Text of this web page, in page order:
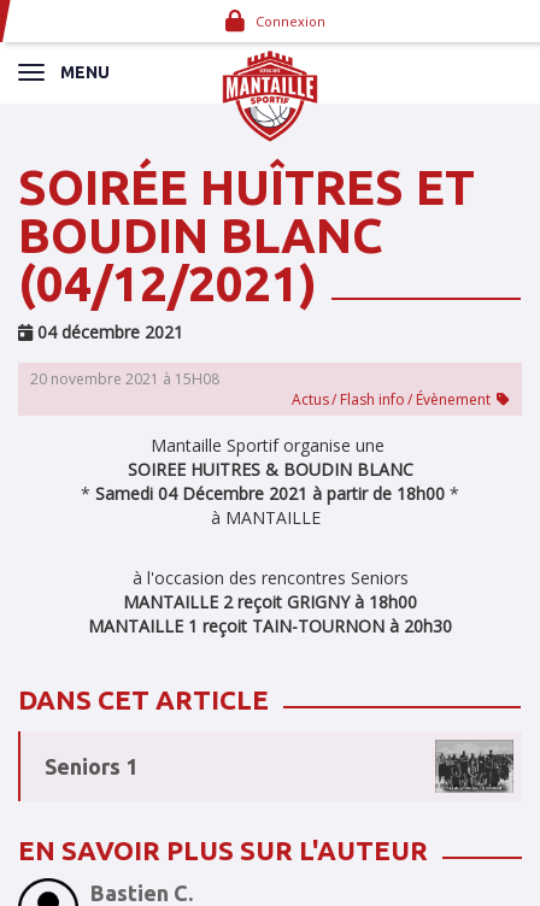
Connexion
MENU
SOIRÉE HUÎTRES ET
BOUDIN BLANC
(04/12/2021)
04 décembre 2021
20 novembre 2021 à 15H08
Actus Flash info Évènement
Mantaille Sportif organise une
SOIREE HUITRES & BOUDIN BLANC
* Samedi 04 Décembre 2021 à partir de 18h00 *
à MANTAILLE
à l'occasion des rencontres Seniors
MANTAILLE 2 reçoit GRIGNY à 18h00
MANTAILLE 1 reçoit TAIN-TOURNON à 20h30
DANS CET ARTICLE
Seniors 1
EN SAVOIR PLUS SUR L'AUTEUR
Bastien C.
Panneau de gestion des cookies